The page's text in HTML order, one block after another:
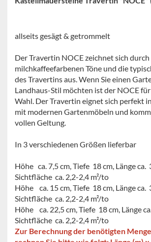
allseits gesägt & getrommelt
Der Travertin NOCE zeichnet sich durch
milchkaffeefarbenen Töne und die
des Travertins aus. Wenn Sie einen
Landhaus-Stil möchten ist der NOCE
Wahl. Der Travertin eignet sich perfekt
mit modernen Gartenmöbeln und
vollen Geltung.
In 3 verschiedenen Größen lieferbar
Höhe ca. 7,5 cm, Tiefe 18 cm, Länge ca.
Sichtfläche ca. 2,2-2,4 m²/to
Höhe ca. 15 cm, Tiefe 18 cm, Länge ca.
Sichtfläche ca. 2,2-2,4 m²/to
Höhe ca. 22,5 cm, Tiefe 18 cm, Länge
Sichtfläche ca. 2,2-2,4 m²/to
Zur Berechnung der benötigten